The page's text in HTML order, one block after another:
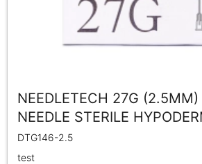
NEEDLETECH 27G
NEEDLE STERILE
DTG146-2.5
test